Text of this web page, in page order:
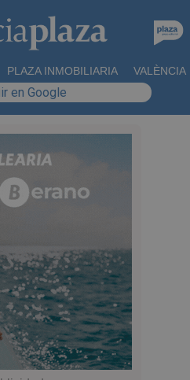
PLAZA INMOBILIARIA VALÈNCIA
en Google